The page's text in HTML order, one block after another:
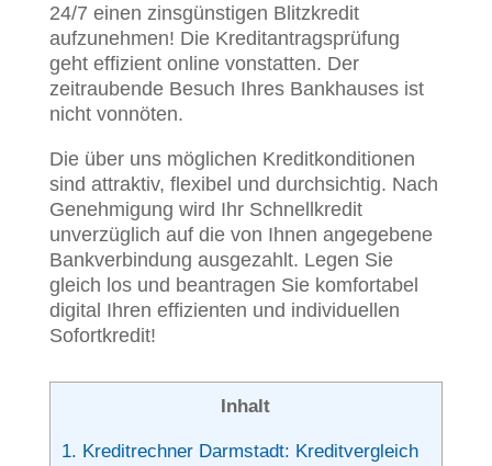
24/7 einen zinsgünstigen Blitzkredit
aufzunehmen! Die Kreditantragsprüfung
geht effizient online vonstatten. Der
zeitraubende Besuch Ihres Bankhauses ist
nicht vonnöten.
Die über uns möglichen Kreditkonditionen
sind attraktiv, flexibel und durchsichtig. Nach
Genehmigung wird Ihr Schnellkredit
unverzüglich auf die von Ihnen angegebene
Bankverbindung ausgezahlt. Legen Sie
gleich los und beantragen Sie komfortabel
digital Ihren effizienten und individuellen
Sofortkredit!
Inhalt
1. Kreditrechner Darmstadt: Kreditvergleich